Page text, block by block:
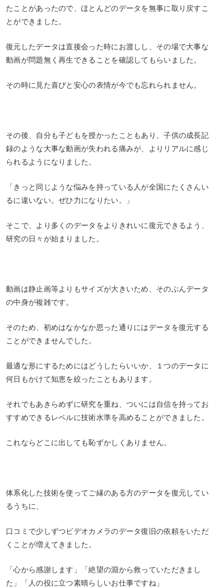
たことがあったので、ほとんどのデータを無事に取り戻すこ
とができました。
復元したデータは直接会った時にお渡しし、その場で大事な
動画が問題無く再生できることを確認してもらいました。
その時に見た喜びと安心の表情が今でも忘れられません。
その後、自分も子どもを授かったこともあり、子供の成長記
録のような大事な動画が失われる痛みが、よりリアルに感じ
られるようになりました。
「きっと同じような悩みを持っている人が全国にたくさんい
るに違いない。ぜひ力になりたい。」
そこで、より多くのデータをよりきれいに復元できるよう、
研究の日々が始まりました。
動画は静止画等よりもサイズが大きいため、そのぶんデータ
の中身が複雑です。
そのため、初めはなかなか思った通りにはデータを復元する
ことができませんでした。
最適な形にするためにはどうしたらいいか、１つのデータに
何日もかけて知恵を絞ったこともあります。
それでもあきらめずに研究を重ね、ついには自信を持ってお
すすめできるレベルに技術水準を高めることができました。
これならどこに出しても恥ずかしくありません。
体系化した技術を使ってご縁のある方のデータを復元してい
るうちに、
口コミで少しずつビデオカメラのデータ復旧の依頼をいただ
くことが増えてきました。
「心から感謝します」「絶望の淵から救っていただきまし
た」「人の役に立つ素晴らしいお仕事ですね」